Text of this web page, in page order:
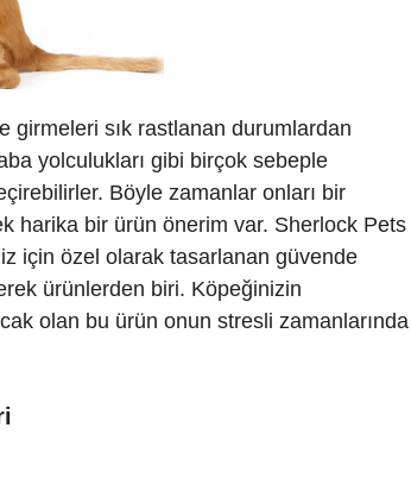
girmeleri sık rastlanan durumlardan
yolculukları gibi birçok sebeple
Böyle zamanlar onları bir
harika bir ürün önerim var. Sherlock Pets
için özel olarak tasarlanan güvende
ürünlerden biri. Köpeğinizin
olan bu ürün onun stresli zamanlarında